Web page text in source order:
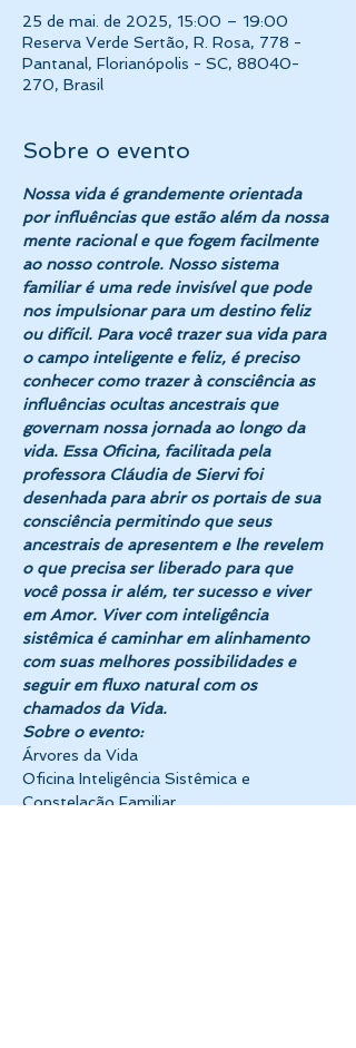
25 de mai. de 2025, 15:00 – 19:00
Reserva Verde Sertão, R. Rosa, 778 -
Pantanal, Florianópolis - SC, 88040-
270, Brasil
Sobre o evento
Nossa vida é grandemente orientada
por influências que estão além da nossa
mente racional e que fogem facilmente
ao nosso controle. Nosso sistema
familiar é uma rede invisível que pode
nos impulsionar para um destino feliz
ou difícil. Para você trazer sua vida para
o campo inteligente e feliz, é preciso
conhecer como trazer à consciência as
influências ocultas ancestrais que
governam nossa jornada ao longo da
vida. Essa Oficina, facilitada pela
professora Cláudia de Siervi foi
desenhada para abrir os portais de sua
consciência permitindo que seus
ancestrais de apresentem e lhe revelem
o que precisa ser liberado para que
você possa ir além, ter sucesso e viver
em Amor. Viver com inteligência
sistêmica é caminhar em alinhamento
com suas melhores possibilidades e
seguir em fluxo natural com os
chamados da Vida.
Sobre o evento:
Árvores da Vida
Oficina Inteligência Sistêmica e
Constelação Familiar